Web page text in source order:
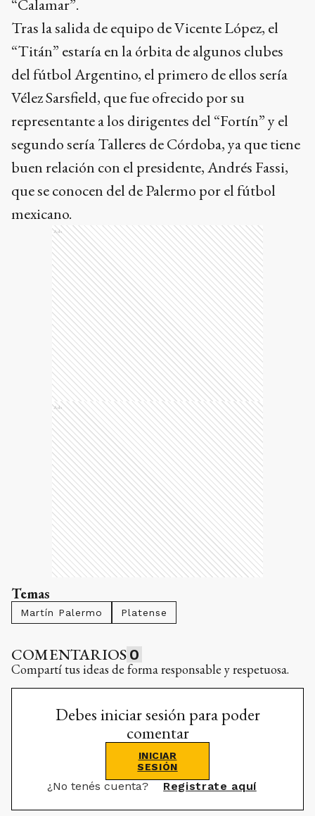
“Calamar”.
Tras la salida de equipo de Vicente López, el
“Titán” estaría en la órbita de algunos clubes
del fútbol Argentino, el primero de ellos sería
Vélez Sarsfield, que fue ofrecido por su
representante a los dirigentes del “Fortín” y el
segundo sería Talleres de Córdoba, ya que tiene
buen relación con el presidente, Andrés Fassi,
que se conocen del de Palermo por el fútbol
mexicano.
Ads
Ads
Temas
Martín Palermo Platense
COMENTARIOS 0
Compartí tus ideas de forma responsable y respetuosa.
Debes iniciar sesión para poder
comentar
INICIAR
SESIÓN
¿No tenés cuenta? Registrate aquí